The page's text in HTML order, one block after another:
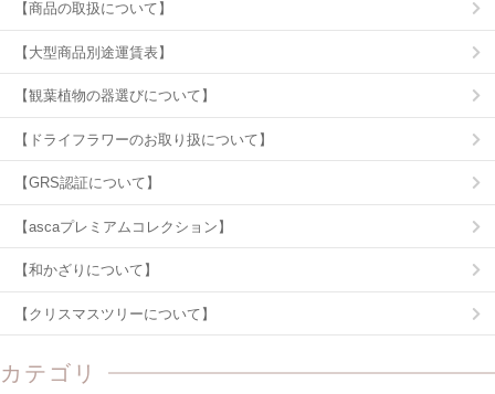
【商品の取扱について】
【大型商品別途運賃表】
【観葉植物の器選びについて】
【ドライフラワーのお取り扱について】
【GRS認証について】
【ascaプレミアムコレクション】
【和かざりについて】
【クリスマスツリーについて】
カテゴリ